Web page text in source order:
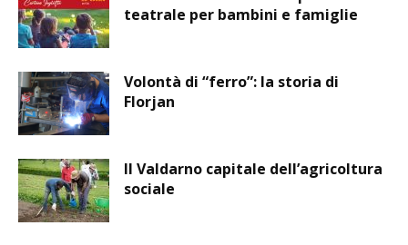
teatrale per bambini e famiglie
Volontà di “ferro”: la storia di
Florjan
Il Valdarno capitale dell’agricoltura
sociale